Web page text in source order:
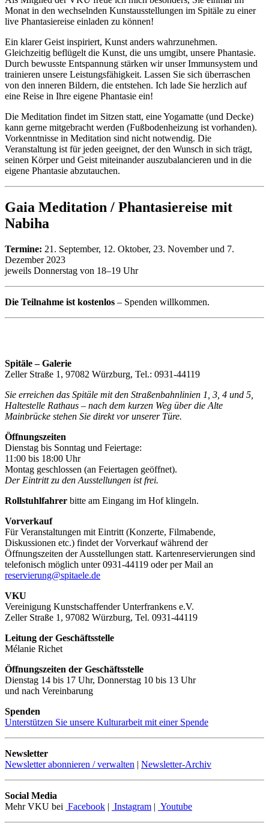
Monat in den wechselnden Kunstausstellungen im Spitäle zu einer
live Phantasiereise einladen zu können!
Ein klarer Geist inspiriert, Kunst anders wahrzunehmen.
Gleichzeitig beflügelt die Kunst, die uns umgibt, unsere Phantasie.
Durch bewusste Entspannung stärken wir unser Immunsystem und
trainieren unsere Leistungsfähigkeit. Lassen Sie sich überraschen
von den inneren Bildern, die entstehen. Ich lade Sie herzlich auf
eine Reise in Ihre eigene Phantasie ein!
Die Meditation findet im Sitzen statt, eine Yogamatte (und Decke)
kann gerne mitgebracht werden (Fußbodenheizung ist vorhanden).
Vorkenntnisse in Meditation sind nicht notwendig. Die
Veranstaltung ist für jeden geeignet, der den Wunsch in sich trägt,
seinen Körper und Geist miteinander auszubalancieren und in die
eigene Phantasie abzutauchen.
Gaia Meditation / Phantasiereise mit
Nabiha
Termine: 21. September, 12. Oktober, 23. November und 7.
Dezember 2023
jeweils Donnerstag von 18–19 Uhr
Die Teilnahme ist kostenlos – Spenden willkommen.
Spitäle – Galerie
Zeller Straße 1, 97082 Würzburg, Tel.: 0931-44119
Sie erreichen das Spitäle mit den Straßenbahnlinien 1, 3, 4 und 5,
Haltestelle Rathaus – nach dem kurzen Weg über die Alte
Mainbrücke stehen Sie direkt vor unserer Türe.
Öffnungszeiten
Dienstag bis Sonntag und Feiertage:
11:00 bis 18:00 Uhr
Montag geschlossen (an Feiertagen geöffnet).
Der Eintritt zu den Ausstellungen ist frei.
Rollstuhlfahrer bitte am Eingang im Hof klingeln.
Vorverkauf
Für Veranstaltungen mit Eintritt (Konzerte, Filmabende,
Diskussionen etc.) findet der Vorverkauf während der
Öffnungszeiten der Ausstellungen statt. Kartenreservierungen sind
telefonisch möglich unter 0931-44119 oder per Mail an
reservierung@spitaele.de
VKU
Vereinigung Kunstschaffender Unterfrankens e.V.
Zeller Straße 1, 97082 Würzburg, Tel. 0931-44119
Leitung der Geschäftsstelle
Mélanie Richet
Öffnungszeiten der Geschäftsstelle
Dienstag 14 bis 17 Uhr, Donnerstag 10 bis 13 Uhr
und nach Vereinbarung
Spenden
Unterstützen Sie unsere Kulturarbeit mit einer Spende
Newsletter
Newsletter abonnieren / verwalten | Newsletter-Archiv
Social Media
Mehr VKU bei Facebook | Instagram | Youtube